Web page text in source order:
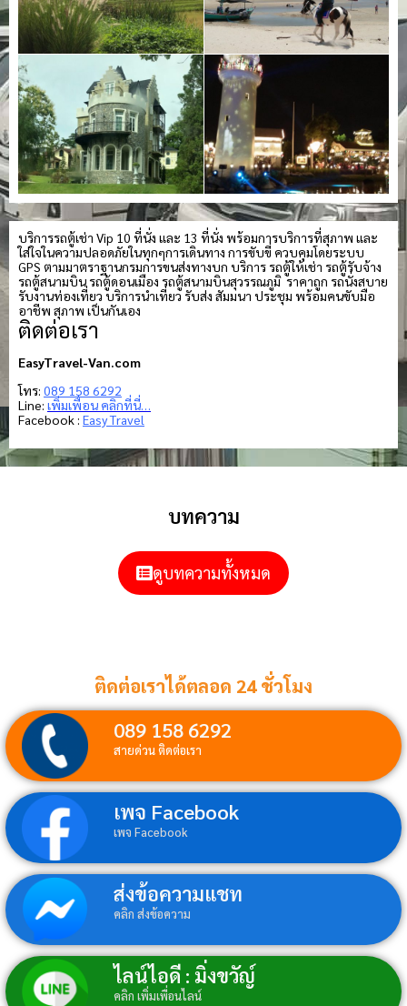
บริการรถตู้เช่า Vip 10 ที่นั่ง และ 13 ที่นั่ง พร้อมการบริการที่สุภาพ และ
ใส่ใจในความปลอดภัยในทุกๆการเดินทาง การขับขี่ ควบคุมโดยระบบ
GPS ตามมาตราฐานกรมการขนส่งทางบก บริการ รถตู้ให้เช่า รถตู้รับจ้าง
รถตู้สนามบิน รถตู้ดอนเมือง รถตู้สนามบินสุวรรณภูมิ ราคาถูก รถนั่งสบาย
รับงานท่องเที่ยว บริการนำเที่ยว รับส่ง สัมมนา ประชุม พร้อมคนขับมือ
อาชีพ สุภาพ เป็นกันเอง
ติดต่อเรา
EasyTravel-Van.com
โทร: 089 158 6292
Line: เพิ่มเพื่อน คลิกที่นี่…
Facebook : Easy Travel
บทความ
ดูบทความทั้งหมด
ติดต่อเราได้ตลอด 24 ชั่วโมง
089 158 6292
สายด่วน ติดต่อเรา
เพจ Facebook
เพจ Facebook
ส่งข้อความแชท
คลิก ส่งข้อความ
ไลน์ไอดี : มิ่งขวัญ์
คลิก เพิ่มเพื่อนไลน์